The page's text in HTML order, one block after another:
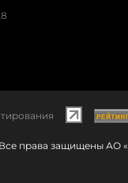
Все права защищены АО